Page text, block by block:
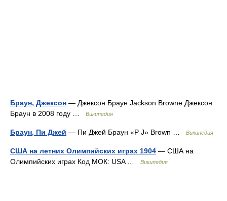
Браун, Джексон — Джексон Браун Jackson Browne Джексон
Браун в 2008 году …
Википедия
Браун, Пи Джей — Пи Джей Браун «P J» Brown … Википедия
США на летних Олимпийских играх 1904 — США на
Олимпийских играх Код МОК: USA …
Википедия